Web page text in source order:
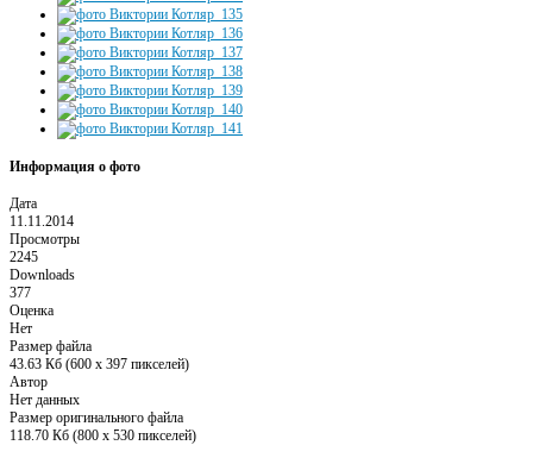
Информация о фото
Дата
11.11.2014
Просмотры
2245
Downloads
377
Оценка
Нет
Размер файла
43.63 Кб (600 x 397 пикселей)
Автор
Нет данных
Размер оригинального файла
118.70 Кб (800 x 530 пикселей)